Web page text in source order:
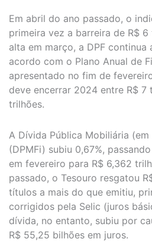
Em abril do ano passado, o
primeira vez a barreira de R$
alta em março, a DPF
acordo com o Plano Anual de
apresentado no fim de
deve encerrar 2024 entre R$ 7
trilhões.
A Dívida Pública Mobiliária
(DPMFi) subiu 0,67%,
em fevereiro para R$ 6,362
passado, o Tesouro resgatou
títulos a mais do que emitiu,
corrigidos pela Selic (juros
dívida, no entanto, subiu por
R$ 55,25 bilhões em juros.